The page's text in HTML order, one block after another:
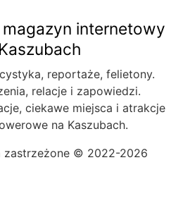
internetowy
reportaże, felietony.
relacje i zapowiedzi.
ciekawe miejsca i atrakcje
na Kaszubach.
zastrzeżone © 2022-2026